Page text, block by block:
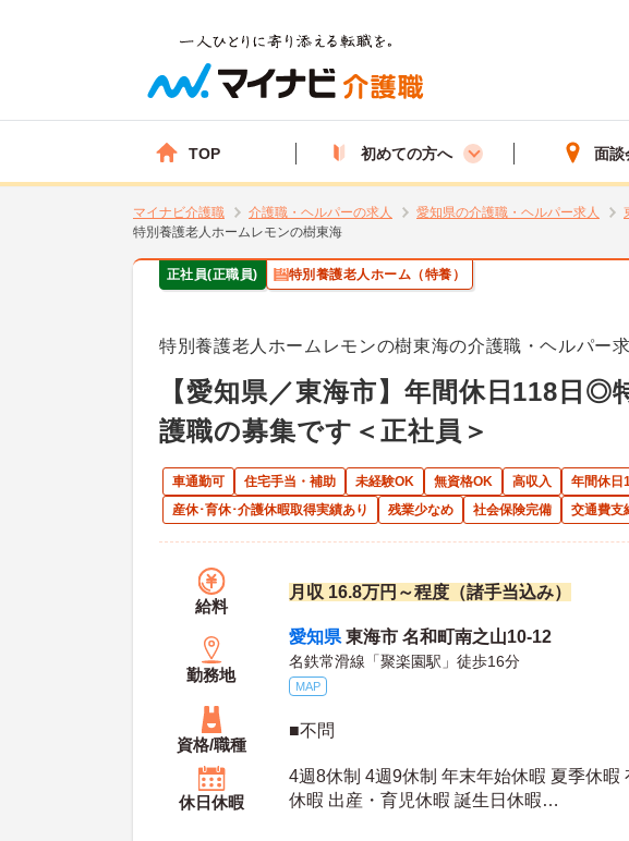
TOP 初めての方へ 面談
マイナビ介護職 介護職・ヘルパーの求人 愛知県の介護職・ヘルパー求人
特別養護老人ホームレモンの樹東海
正社員(正職員) 特別養護老人ホーム（特養）
特別養護老人ホームレモンの樹東海の介護職・ヘルパー
【愛知県／東海市】年間休日118日
護職の募集です＜正社員＞
車通勤可 住宅手当・補助 未経験OK 無資格OK 高収入 年間休日
産休･育休･介護休暇取得実績あり
残業少なめ 社会保険完備 交通費支
給料
月収 16.8万円～程度（諸手当込み）
勤務地
愛知県 東海市 名和町南之山10-12
名鉄常滑線「聚楽園駅」徒歩16分
MAP
資格/職種
■不問
休日休暇
4週8休制 4週9休制 年末年始休暇 夏季休暇
休暇 出産・育児休暇 誕生日休暇